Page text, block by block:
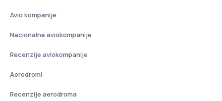
Avio kompanije
Nacionalne aviokompanije
Recenzije aviokompanije
Aerodromi
Recenzije aerodroma